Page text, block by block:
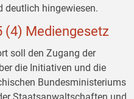
deutlich hingewiesen.
(4) Mediengesetz
soll den Zugang der
die Initiativen und die
Bundesministeriums